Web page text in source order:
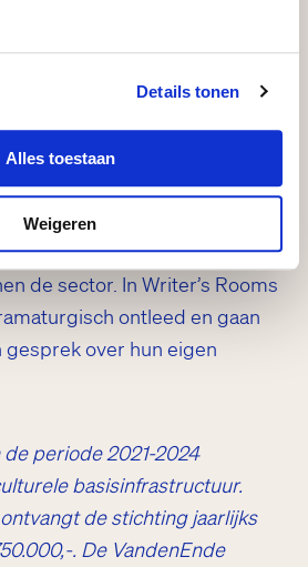
Details tonen
Alles toestaan
Weigeren
in op het inhoudelijke
(tijdens het
Festival) en het zijn van een
makers, producenten en
bijdragen aan meer
de sector. In Writer’s Rooms
ontleed en gaan
over hun eigen
periode 2021-2024
basisinfrastructuur.
de stichting jaarlijks
. De VandenEnde